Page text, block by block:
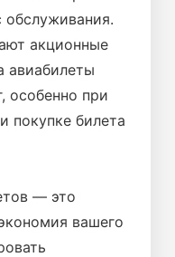
обслуживания.
акционные
авиабилеты
особенно при
покупке билета
— это
вашего